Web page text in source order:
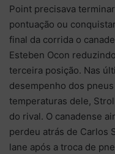
Point precisava
pontuação ou
final da corrida o
Esteben Ocon
terceira posição. Nas
desempenho dos
temperaturas dele,
do rival. O canadense
perdeu atrás de Carlos
lane após a troca de